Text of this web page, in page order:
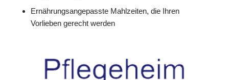
Ernährungsangepasste Mahlzeiten, die Ihren
Vorlieben gerecht werden